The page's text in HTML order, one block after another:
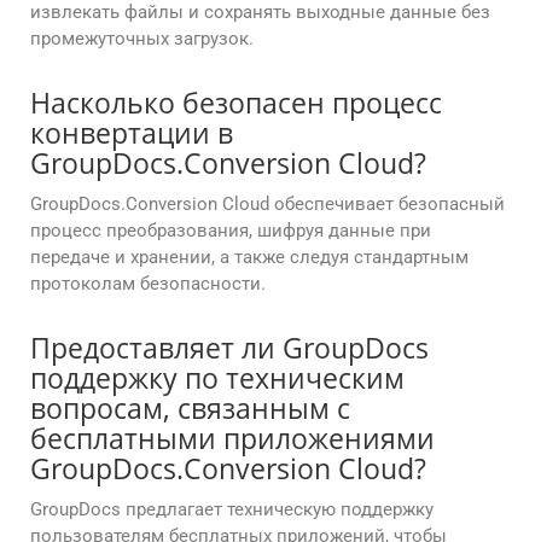
извлекать файлы и сохранять выходные данные без
промежуточных загрузок.
Насколько безопасен процесс
конвертации в
GroupDocs.Conversion Cloud?
GroupDocs.Conversion Cloud обеспечивает безопасный
процесс преобразования, шифруя данные при
передаче и хранении, а также следуя стандартным
протоколам безопасности.
Предоставляет ли GroupDocs
поддержку по техническим
вопросам, связанным с
бесплатными приложениями
GroupDocs.Conversion Cloud?
GroupDocs предлагает техническую поддержку
пользователям бесплатных приложений, чтобы